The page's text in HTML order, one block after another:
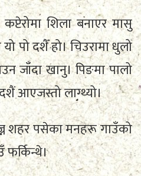
शिला बनाएर मासु
पो दशैँ हो। चिउरामा धुलो
जाँदा खानु। पिङमा पालो
आएजस्तो लाग्थ्यो।
शहर पसेका मनहरू गाउँको
फर्किन्थे।